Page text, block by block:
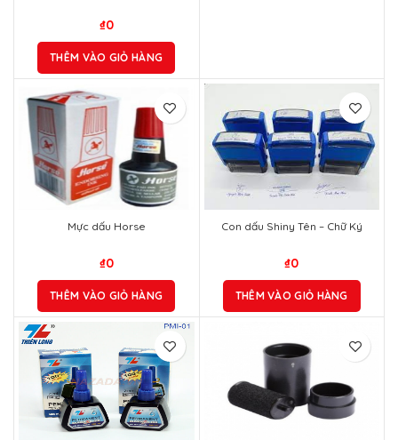
₫0
THÊM VÀO GIỎ HÀNG
Mực dấu Horse
₫0
THÊM VÀO GIỎ HÀNG
Con dấu Shiny Tên – Chữ Ký
₫0
THÊM VÀO GIỎ HÀNG